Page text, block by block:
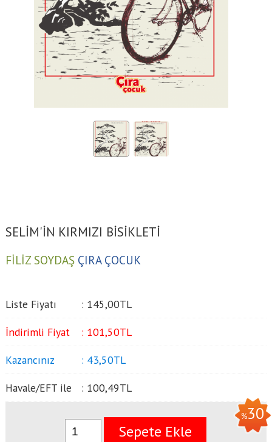
SELİM'İN KIRMIZI BİSİKLETİ
FİLİZ SOYDAŞ ÇIRA ÇOCUK
Liste Fiyatı : 145,00TL
İndirimli Fiyat : 101,50TL
Kazancınız : 43,50TL
Havale/EFT ile : 100,49TL
%30
Sepete Ekle